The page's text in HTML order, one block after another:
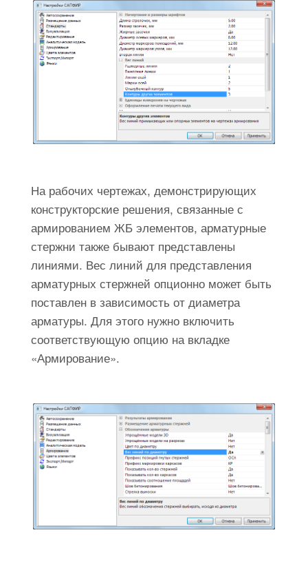
На рабочих чертежах, демонстрирующих
конструкторские решения, связанные с
армированием ЖБ элементов, арматурные
стержни также бывают представлены
линиями. Вес линий для представления
арматурных стержней опционно может быть
поставлен в зависимость от диаметра
арматуры. Для этого нужно включить
соответствующую опцию на вкладке
«Армирование».